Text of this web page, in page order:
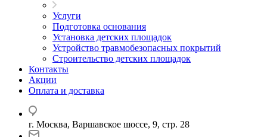
Услуги
Подготовка основания
Установка детских площадок
Устройство травмобезопасных покрытий
Строительство детских площадок
Контакты
Акции
Оплата и доставка
г. Москва, Варшавское шоссе, 9, стр. 28